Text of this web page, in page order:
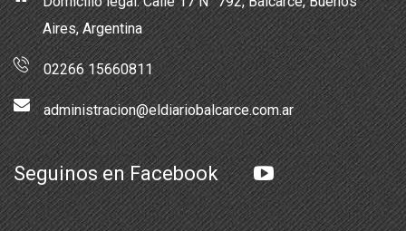
Aires, Argentina
02266 15660811
administracion@eldiariobalcarce.com.ar
Seguinos en Facebook